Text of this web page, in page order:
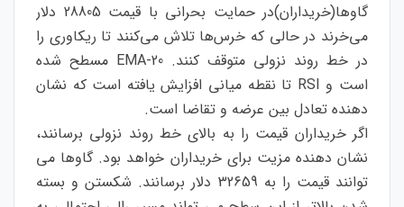
گاوها(خریداران)در حمایت بحرانی با قیمت 28805 دلار
می‌خرند در حالی که خرس‌ها تلاش می‌کنند تا ریکاوری را
در خط روند نزولی متوقف کنند. 20-EMA مسطح شده
است و RSI تا نقطه میانی افزایش یافته است که نشان
دهنده تعادل بین عرضه و تقاضا است.
اگر خریداران قیمت را به بالای خط روند نزولی برسانند،
نشان دهنده مزیت برای خریداران خواهد بود. گاوها می
توانند قیمت را به 32659 دلار برسانند. شکستن و بسته